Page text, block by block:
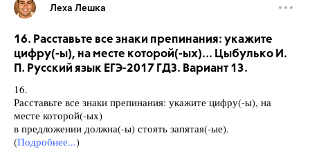
Леха Лешка
16. Расставьте все знаки препинания: укажите
цифру(-ы), на месте которой(-ых)... Цыбулько И.
П. Русский язык ЕГЭ-2017 ГДЗ. Вариант 13.
16.
Расставьте все знаки препинания: укажите цифру(-ы), на
месте которой(-ых)
в предложении должна(-ы) стоять запятая(-ые).
(Подробнее...)